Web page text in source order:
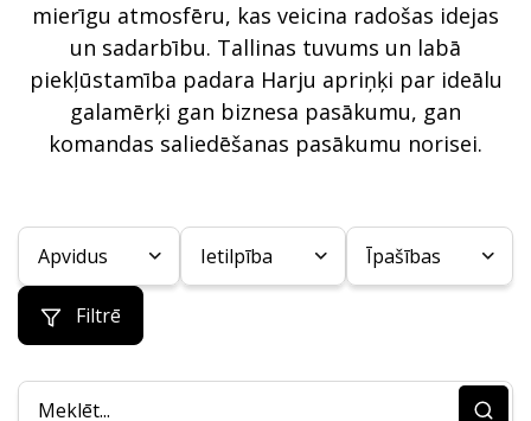
mierīgu atmosfēru, kas veicina radošas idejas
un sadarbību. Tallinas tuvums un labā
piekļūstamība padara Harju apriņķi par ideālu
galamērķi gan biznesa pasākumu, gan
komandas saliedēšanas pasākumu norisei.
Apvidus Ietilpība Īpašības
Filtrē